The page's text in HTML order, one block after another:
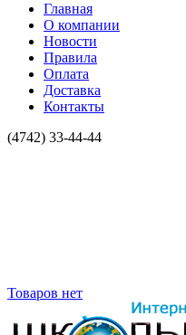
Главная
О компании
Новости
Правила
Оплата
Доставка
Контакты
(4742) 33-44-44
Товаров нет